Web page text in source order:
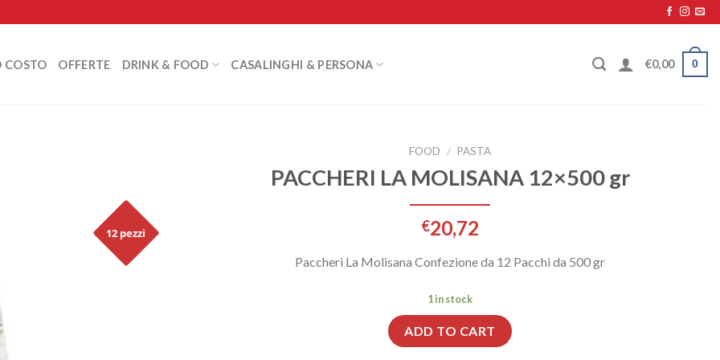
COSTO OFFERTE DRINK & FOOD CASALINGHI & PERSONA €0,00 0
12 pezzi
FOOD / PASTA
PACCHERI LA MOLISANA 12×500 gr
€20,72
Paccheri La Molisana Confezione da 12 Pacchi da 500 gr
1 in stock
ADD TO CART